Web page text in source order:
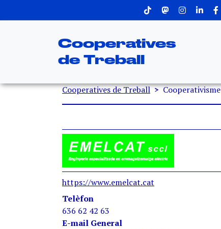
Menu superior
Cooperatives
de Treball
Fil d'ariadna
Cooperatives de Treball Cooperativisme
https://www.emelcat.cat
Telèfon
636 62 42 63
E-mail General